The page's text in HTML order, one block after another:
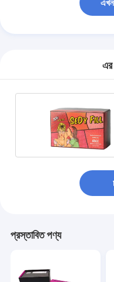
এর
প্রস্তাবিত পণ্য